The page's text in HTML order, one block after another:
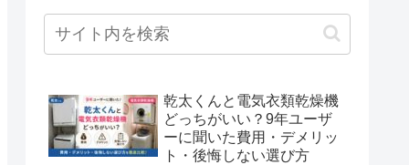
乾太くんと電気衣類乾燥機
どっちがいい？9年ユーザ
ーに聞いた費用・デメリッ
ト・後悔しない選び方